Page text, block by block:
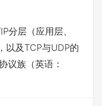
分层（应用层、
以及TCP与UDP的
议族（英语：